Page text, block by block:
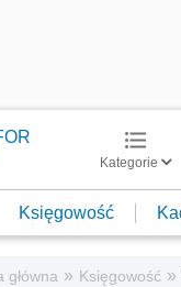
Kategorie
Księgowość
główna » Księgowość »